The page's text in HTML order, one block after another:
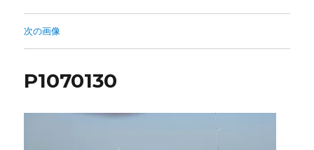
次の画像
P1070130